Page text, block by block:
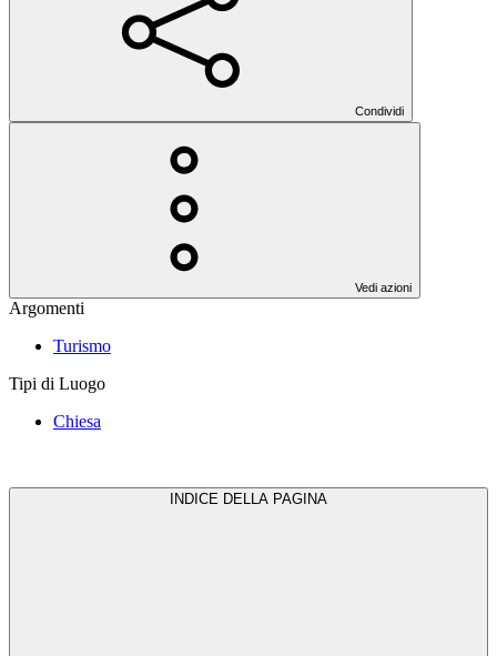
Condividi
Vedi azioni
Argomenti
Turismo
Tipi di Luogo
Chiesa
INDICE DELLA PAGINA